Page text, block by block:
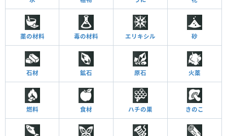
薬の材料 毒の材料 エリキシル 砂
石材 鉱石 原石 火薬
燃料 食材 ハチの巣 きのこ